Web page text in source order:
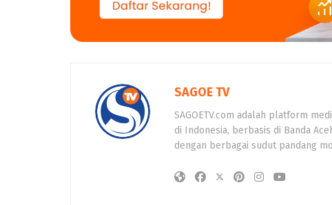
SAGOE TV
SAGOETV.com adalah platform
di Indonesia, berbasis di Banda
dengan berbagai sudut pandang